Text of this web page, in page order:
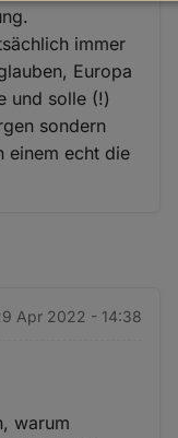
immer
Europa
und solle (!)
sondern
einem echt die
Apr 2022 - 14:38
warum